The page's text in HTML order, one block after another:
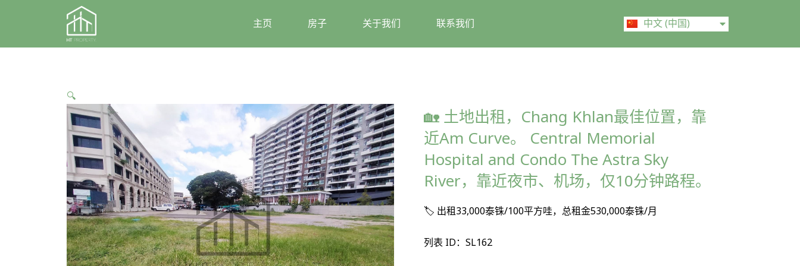
主页 房子 关于我们 联系我们 中文 (中国)
English
🔍
🏡 土地出租，Chang Khlan最佳位置，靠
近Am Curve。 Central Memorial
Hospital and Condo The Astra Sky
River，靠近夜市、机场，仅10分钟路程。
🏷️ 出租33,000泰铢/100平方哇，总租金530,000泰铢/月
列表 ID：SL162